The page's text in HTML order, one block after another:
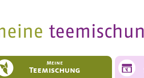
Meine
Teemischung